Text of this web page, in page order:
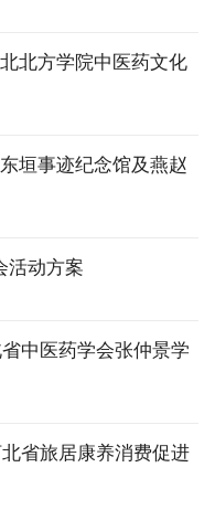
北方学院中医药文化
垣事迹纪念馆及燕赵
活动方案
中医药学会张仲景学
省旅居康养消费促进